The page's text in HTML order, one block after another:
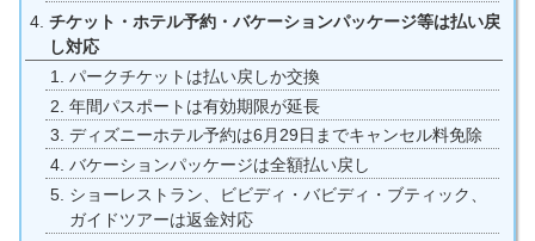
チケット・ホテル予約・バケーションパッケージ等は払い戻
し対応
パークチケットは払い戻しか交換
年間パスポートは有効期限が延長
ディズニーホテル予約は6月29日までキャンセル料免除
バケーションパッケージは全額払い戻し
ショーレストラン、ビビディ・バビディ・ブティック、
ガイドツアーは返金対応